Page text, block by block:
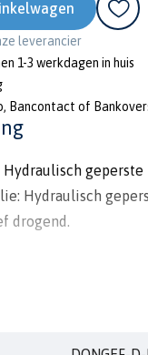
leverancier
1-3 werkdagen in huis
Bancontact of
Hydraulisch
drogend.
voor o.a.
Lijnolie: